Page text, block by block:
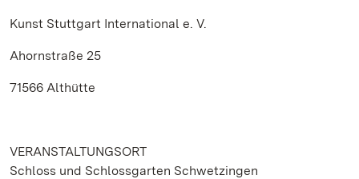
Kunst Stuttgart International e. V.
Ahornstraße 25
71566 Althütte
VERANSTALTUNGSORT
Schloss und Schlossgarten Schwetzingen